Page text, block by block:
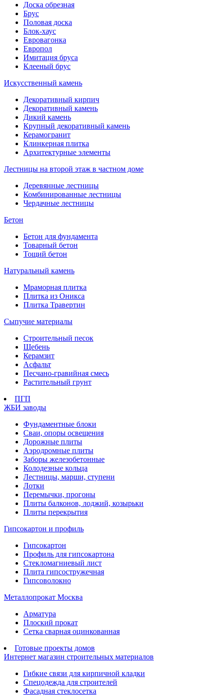
Доска обрезная
Брус
Половая доска
Блок-хаус
Евровагонка
Европол
Имитация бруса
Клееный брус
Искусственный камень
Декоративный кирпич
Декоративный камень
Дикий камень
Крупный декоративный камень
Керамогранит
Клинкерная плитка
Архитектурные элементы
Лестницы на второй этаж в частном доме
Деревянные лестницы
Комбинированные лестницы
Чердачные лестницы
Бетон
Бетон для фундамента
Товарный бетон
Тощий бетон
Натуральный камень
Мраморная плитка
Плитка из Оникса
Плитка Травертин
Сыпучие материалы
Строительный песок
Щебень
Керамзит
Асфальт
Песчано-гравийная смесь
Растительный грунт
ПГП
ЖБИ заводы
Фундаментные блоки
Сваи, опоры освещения
Дорожные плиты
Аэродромные плиты
Заборы железобетонные
Колодезные кольца
Лестницы, марши, ступени
Лотки
Перемычки, прогоны
Плиты балконов, лоджий, козырьки
Плиты перекрытия
Гипсокартон и профиль
Гипсокартон
Профиль для гипсокартона
Стекломагниевый лист
Плита гипсостружечная
Гипсоволокно
Металлопрокат Москва
Арматура
Плоский прокат
Сетка сварная оцинкованная
Готовые проекты домов
Интернет магазин строительных материалов
Гибкие связи для кирпичной кладки
Спецодежда для строителей
Фасадная стеклосетка